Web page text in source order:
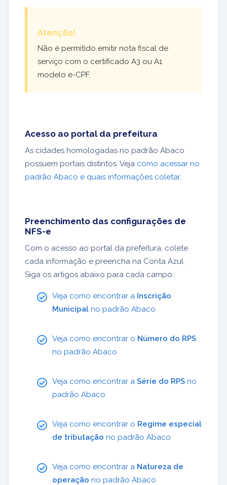
Atenção!
Não é permitido emitir nota fiscal de
serviço com o certificado A3 ou A1
modelo e-CPF.
Acesso ao portal da prefeitura
As cidades homologadas no padrão Abaco
possuem portais distintos. Veja como acessar no
padrão Abaco e quais informações coletar.
Preenchimento das configurações de
NFS-e
Com o acesso ao portal da prefeitura, colete
cada informação e preencha na Conta Azul.
Siga os artigos abaixo para cada campo:
Veja como encontrar a Inscrição
Municipal no padrão Abaco
Veja como encontrar o Número do RPS
no padrão Abaco
Veja como encontrar a Série do RPS no
padrão Abaco
Veja como encontrar o Regime especial
de tributação no padrão Abaco
Veja como encontrar a Natureza de
operação no padrão Abaco